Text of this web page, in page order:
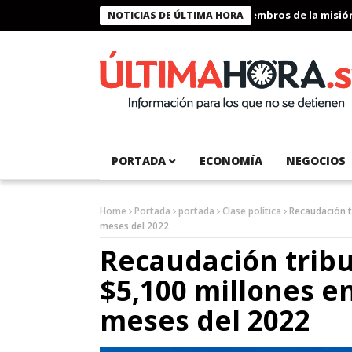
NOTICIAS DE ÚLTIMA HORA
Presidente Bukele condecora a miembros de la misión
PORTADA ECONOMÍA NEGOCIOS
Home Portada portada Clase política
Recaudación
meses del 2022
Recaudación
$5,100 millones
meses del 2022